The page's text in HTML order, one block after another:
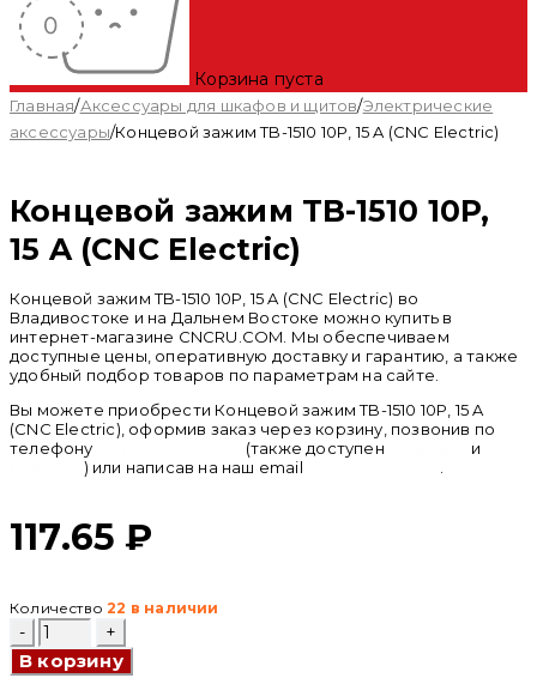
Корзина пуста
Главная/Аксессуары для шкафов и щитов/Электрические
аксессуары/Концевой зажим TB-1510 10P, 15 A (CNC Electric)
Концевой зажим TB-1510 10P,
15 A (CNC Electric)
Концевой зажим TB-1510 10P, 15 A (CNC Electric) во
Владивостоке и на Дальнем Востоке можно купить в
интернет-магазине CNCRU.COM. Мы обеспечиваем
доступные цены, оперативную доставку и гарантию, а также
удобный подбор товаров по параметрам на сайте.
Вы можете приобрести Концевой зажим TB-1510 10P, 15 A
(CNC Electric), оформив заказ через корзину, позвонив по
телефону
(также доступен
и
) или написав на наш email
117.65₽
Количество 22 в наличии
Количество
товара
Концевой
В корзину